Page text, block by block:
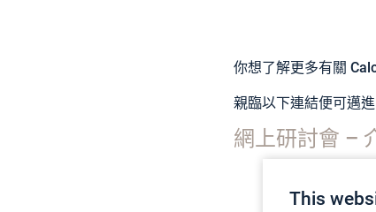
This
你想了解更多有關
親臨以下連結便可邁
網上研討會 –